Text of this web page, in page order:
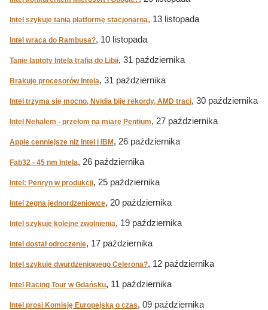
Intel szykuje tanią platformę stacjonarną, 13 listopada
Intel wraca do Rambusa?, 10 listopada
Tanie laptoty Intela trafią do Libii, 31 października
Brakuje procesorów Intela, 31 października
Intel trzyma się mocno, Nvidia bije rekordy, AMD traci, 30 października
Intel Nehalem - przełom na miarę Pentium, 27 października
Apple cenniejsze niż Intel i IBM , 26 października
Fab32 - 45 nm Intela, 26 października
Intel: Penryn w produkcji, 25 października
Intel żegna jednordzeniowce, 20 października
Intel szykuje kolejne zwolnienia, 19 października
Intel dostał odroczenie, 17 października
Intel szykuje dwurdzeniowego Celerona?, 12 października
Intel Racing Tour w Gdańsku, 11 października
Intel prosi Komisję Europejską o czas, 09 października